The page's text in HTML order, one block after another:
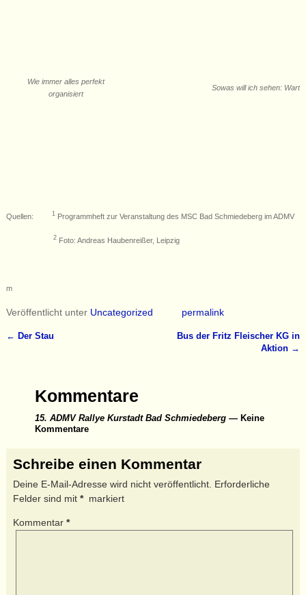
Wie immer alles perfekt
organisiert
Sowas will ich sehen:
Quellen: 1Programmheft zur Veranstaltung des MSC Bad Schmiedeberg im ADMV
2Foto: Andreas Haubenreißer, Leipzig
m
Veröffentlicht unter Uncategorized permalink
← Der Stau
Bus der Fritz Fleischer KG in
Aktion →
Kommentare
15. ADMV Rallye Kurstadt Bad Schmiedeberg— Keine
Kommentare
Schreibe einen Kommentar
Deine E-Mail-Adresse wird nicht veröffentlicht. Erforderliche
Felder sind mit * markiert
Kommentar *